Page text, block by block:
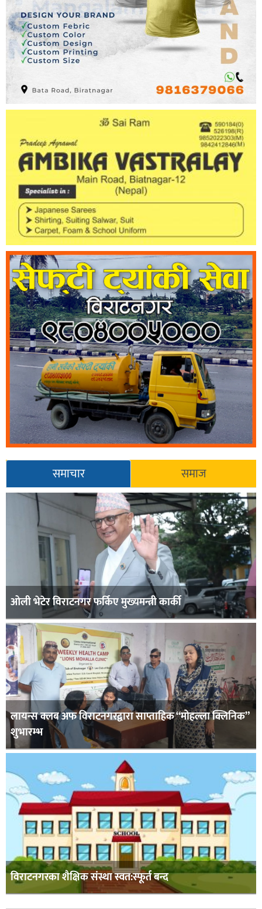
समाचार समाज
ओली भेटेर विराटनगर फर्किए मुख्यमन्त्री कार्की
लायन्स क्लब अफ विराटनगरद्वारा साप्ताहिक “मोहल्ला क्लिनिक”
शुभारम्भ
विराटनगरका शैक्षिक संस्था स्वत:स्फूर्त बन्द